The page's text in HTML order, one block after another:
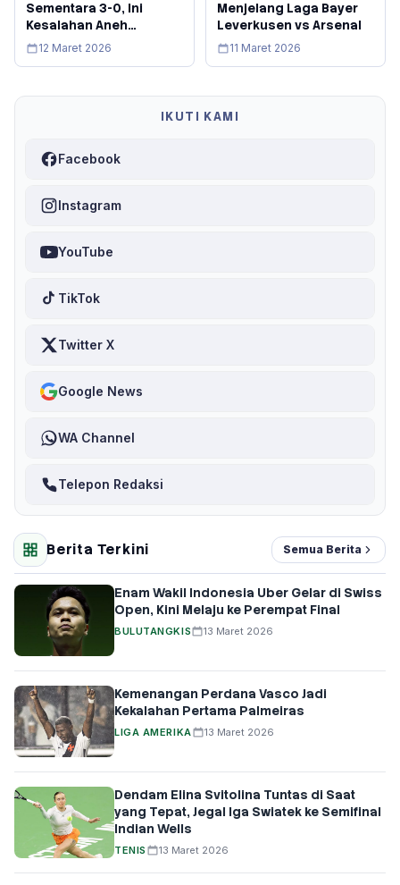
Sementara 3-0, Ini
Kesalahan Aneh
Gianluigi Donnarumma
12 Maret 2026
Menjelang Laga Bayer
Leverkusen vs Arsenal
11 Maret 2026
IKUTI KAMI
Facebook
Instagram
YouTube
TikTok
Twitter X
Google News
WA Channel
Telepon Redaksi
Berita Terkini Semua Berita
Enam Wakil Indonesia Uber Gelar di Swiss
Open, Kini Melaju ke Perempat Final
BULUTANGKIS 13 Maret 2026
Kemenangan Perdana Vasco Jadi
Kekalahan Pertama Palmeiras
LIGA AMERIKA 13 Maret 2026
Dendam Elina Svitolina Tuntas di Saat
yang Tepat, Jegal Iga Swiatek ke Semifinal
Indian Wells
TENIS 13 Maret 2026